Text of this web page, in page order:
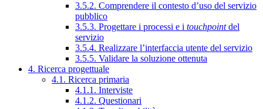
3.5.2. Comprendere il contesto d’uso del servizio
pubblico
3.5.3. Progettare i processi e i touchpointdel
servizio
3.5.4. Realizzare l’interfaccia utente del servizio
3.5.5. Validare la soluzione ottenuta
4. Ricerca progettuale
4.1. Ricerca primaria
4.1.1. Interviste
4.1.2. Questionari